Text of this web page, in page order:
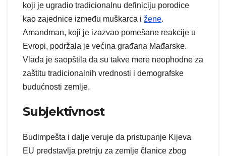
koji je ugradio tradicionalnu definiciju porodice
kao zajednice između muškarca i žene.
Amandman, koji je izazvao pomešane reakcije u
Evropi, podržala je većina građana Mađarske.
Vlada je saopštila da su takve mere neophodne za
zaštitu tradicionalnih vrednosti i demografske
budućnosti zemlje.
Subjektivnost
Budimpešta i dalje veruje da pristupanje Kijeva
EU predstavlja pretnju za zemlje članice zbog